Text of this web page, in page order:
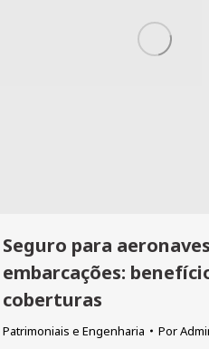
Seguro para
embarcações:
coberturas
Patrimoniais e Engenharia Por